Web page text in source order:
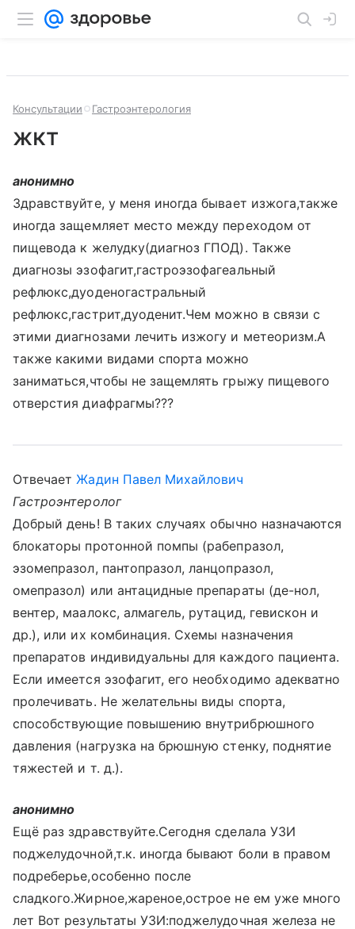
Консультации Гастроэнтерология
жкт
анонимно
Здравствуйте, у меня иногда бывает изжога,также
иногда защемляет место между переходом от
пищевода к желудку(диагноз ГПОД). Также
диагнозы эзофагит,гастроэзофагеальный
рефлюкс,дуоденогастральный
рефлюкс,гастрит,дуоденит.Чем можно в связи с
этими диагнозами лечить изжогу и метеоризм.А
также какими видами спорта можно
заниматься,чтобы не защемлять грыжу пищевого
отверстия диафрагмы???
ОтвечаетЖадин Павел Михайлович
Гастроэнтеролог
Добрый день! В таких случаях обычно назначаются
блокаторы протонной помпы (рабепразол,
эзомепразол, пантопразол, ланцопразол,
омепразол) или антацидные препараты (де-нол,
вентер, маалокс, алмагель, рутацид, гевискон и
др.), или их комбинация. Схемы назначения
препаратов индивидуальны для каждого пациента.
Если имеется эзофагит, его необходимо адекватно
пролечивать. Не желательны виды спорта,
способствующие повышению внутрибрюшного
давления (нагрузка на брюшную стенку, поднятие
тяжестей и т. д.).
анонимно
Ещё раз здравствуйте.Сегодня сделала УЗИ
поджелудочной,т.к. иногда бывают боли в правом
подреберье,особенно после
сладкого.Жирное,жареное,острое не ем уже много
лет Вот результаты УЗИ:поджелудочная железа не